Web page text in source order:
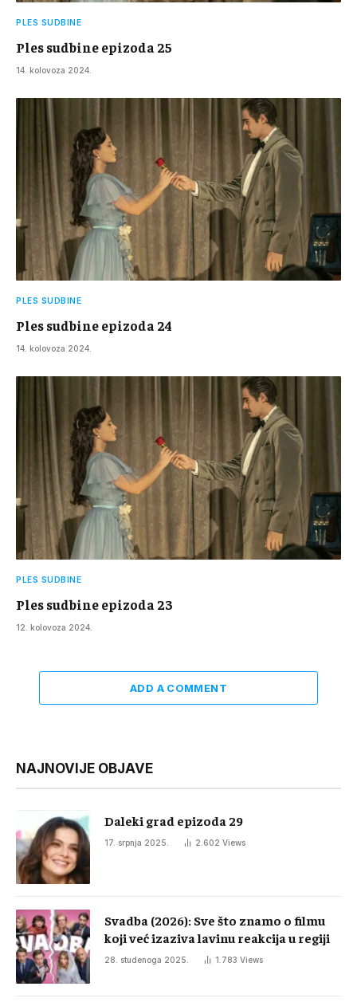
PLES SUDBINE
Ples sudbine epizoda 25
14. kolovoza 2024.
PLES SUDBINE
Ples sudbine epizoda 24
14. kolovoza 2024.
PLES SUDBINE
Ples sudbine epizoda 23
12. kolovoza 2024.
ADD A COMMENT
NAJNOVIJE OBJAVE
Daleki grad epizoda 29
17. srpnja 2025. 2.602 Views
Svadba (2026): Sve što znamo o filmu
koji već izaziva lavinu reakcija u regiji
28. studenoga 2025. 1.783 Views